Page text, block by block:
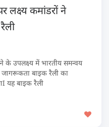
लक्ष्य कमांडरों ने
के उपलक्ष्य में भारतीय समन्वय
जागरूकता बाइक रैली का
यह बाइक रैली